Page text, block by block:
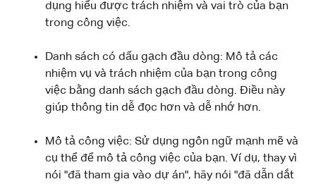
dụng hiểu được trách nhiệm và vai trò của bạn
trong công việc.
Danh sách có dấu gạch đầu dòng: Mô tả các
nhiệm vụ và trách nhiệm của bạn trong công
việc bằng danh sách gạch đầu dòng. Điều này
giúp thông tin dễ đọc hơn và dễ nhớ hơn.
Mô tả công việc: Sử dụng ngôn ngữ mạnh mẽ và
cụ thể để mô tả công việc của bạn. Ví dụ, thay vì
nói "đã tham gia vào dự án", hãy nói "đã dẫn dắt